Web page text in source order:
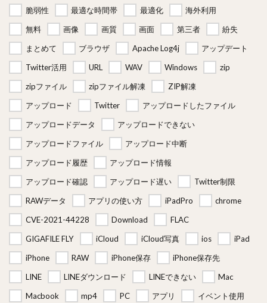
脆弱性
最適な時間帯 最適化
海外利用
無料
画像 画質 画面 第三者
紛失
まとめて
ブラウザ Apache Log4j
アップデート
Twitter活用
URL WAV Windows
zip
zipファイル
zipファイル解凍
ZIP解凍
アップロード
Twitter
アップロードしたファイル
アップロードデータ
アップロードできない
アップロードファイル
アップロード中断
アップロード履歴
アップロード情報
アップロード確認
アップロード遅い
Twitter制限
RAWデータ
アプリの使い方 iPadPro
chrome
CVE-2021-44228
Download
FLAC
GIGAFILE FLY
iCloud iCloud写真 ios
iPad
iPhone
RAW iPhone保存
iPhone保存先
LINE
LINEダウンロード LINEできない
Mac
Macbook
mp4 PC アプリ
イベント使用